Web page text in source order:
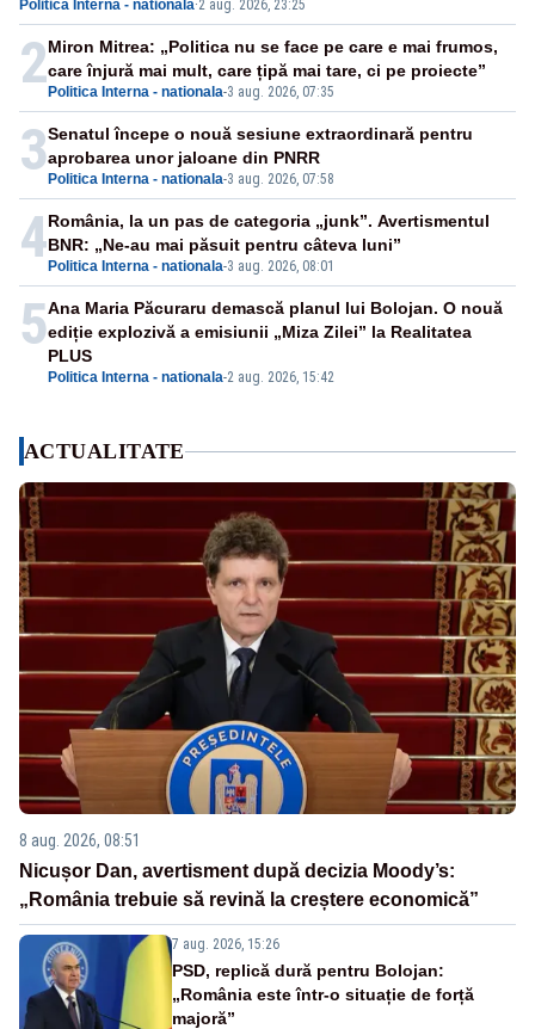
Politica Interna - nationala·2 aug. 2026, 23:25
2 Politica Interna - nationala-3 aug. 2026, 07:35
Miron Mitrea: „Politica nu se face pe care e mai frumos,
care înjură mai mult, care țipă mai tare, ci pe proiecte”
3 Politica Interna - nationala-3 aug. 2026, 07:58
Senatul începe o nouă sesiune extraordinară pentru
aprobarea unor jaloane din PNRR
4 Politica Interna - nationala-3 aug. 2026, 08:01
România, la un pas de categoria „junk”. Avertismentul
BNR: „Ne-au mai păsuit pentru câteva luni”
5
Politica Interna - nationala-2 aug. 2026, 15:42
Ana Maria Păcuraru demască planul lui Bolojan. O nouă
ediție explozivă a emisiunii „Miza Zilei” la Realitatea
PLUS
ACTUALITATE
8 aug. 2026, 08:51
Nicușor Dan, avertisment după decizia Moody’s:
„România trebuie să revină la creștere economică”
7 aug. 2026, 15:26
PSD, replică dură pentru Bolojan:
„România este într-o situație de forță
majoră”